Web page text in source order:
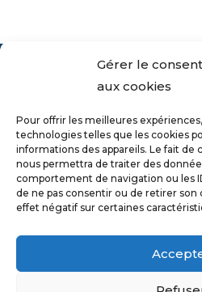
Gérer le
aux cookies
Pour offrir les meilleures
technologies telles que les cookies
informations des appareils. Le fait de
nous permettra de traiter des
comportement de navigation ou les
de ne pas consentir ou de retirer
effet négatif sur certaines